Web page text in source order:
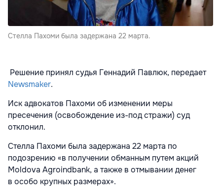
Стелла Пахоми была задержана 22 марта.
Решение принял судья Геннадий Павлюк, передает
Newsmaker.
Иск адвокатов Пахоми об изменении меры
пресечения (освобождение из-под стражи) суд
отклонил.
Стелла Пахоми была задержана 22 марта по
подозрению «в получении обманным путем акций
Moldova Agroindbank, а также в отмывании денег
в особо крупных размерах».